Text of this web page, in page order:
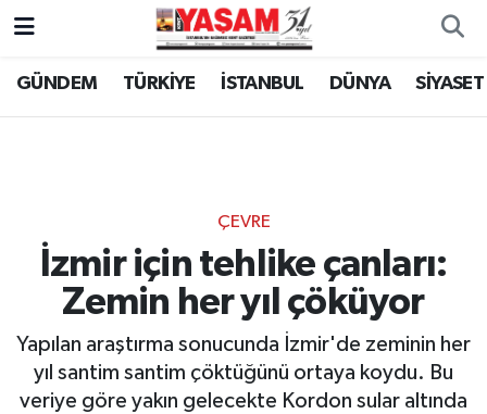
GÜNDEM TÜRKİYE İSTANBUL DÜNYA SİYASET
ÇEVRE
İzmir için tehlike çanları:
Zemin her yıl çöküyor
Yapılan araştırma sonucunda İzmir'de zeminin her
yıl santim santim çöktüğünü ortaya koydu. Bu
veriye göre yakın gelecekte Kordon sular altında